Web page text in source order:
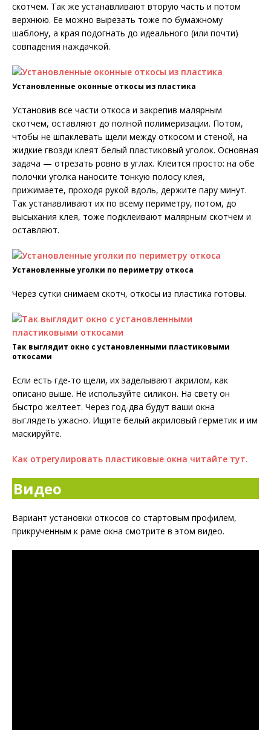
скотчем. Так же устанавливают вторую часть и потом
верхнюю. Ее можно вырезать тоже по бумажному
шаблону, а края подогнать до идеального (или почти)
совпадения наждачкой.
Установленные оконные откосы из пластика
Установив все части откоса и закрепив малярным
скотчем, оставляют до полной полимеризации. Потом,
чтобы не шпаклевать щели между откосом и стеной, на
жидкие гвозди клеят белый пластиковый уголок. Основная
задача — отрезать ровно в углах. Клеится просто: на обе
полочки уголка наносите тонкую полосу клея,
прижимаете, проходя рукой вдоль, держите пару минут.
Так устанавливают их по всему периметру, потом, до
высыхания клея, тоже подклеивают малярным скотчем и
оставляют.
Установленные уголки по периметру откоса
Через сутки снимаем скотч, откосы из пластика готовы.
Так выглядит окно с установленными пластиковыми
откосами
Если есть где-то щели, их заделывают акрилом, как
описано выше. Не используйте силикон. На свету он
быстро желтеет. Через год-два будут ваши окна
выглядеть ужасно. Ищите белый акриловый герметик и им
маскируйте.
Как отрегулировать пластиковые окна читайте тут.
Видео
Вариант установки откосов со стартовым профилем,
прикрученным к раме окна смотрите в этом видео.